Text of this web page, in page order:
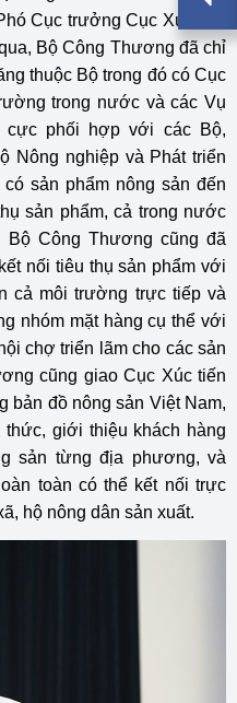
Cục trưởng Cục Xúc tiến
Bộ Công Thương đã chỉ
thuộc Bộ trong đó có Cục
trong nước và các Vụ
phối hợp với các Bộ,
Nông nghiệp và Phát triển
sản phẩm nông sản đến
sản phẩm, cả trong nước
Công Thương cũng đã
nối tiêu thụ sản phẩm với
cả môi trường trực tiếp và
nhóm mặt hàng cụ thể với
chợ triển lãm cho các sản
cũng giao Cục Xúc tiến
bản đồ nông sản Việt Nam,
giới thiệu khách hàng
sản từng địa phương, và
toàn có thể kết nối trực
hộ nông dân sản xuất.